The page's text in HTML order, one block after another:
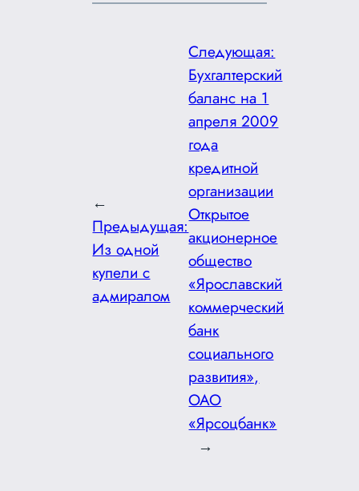
←
Предыдущая:
Из одной
купели с
адмиралом
Следующая:
Бухгалтерский
баланс на 1
апреля 2009
года
кредитной
организации
Открытое
акционерное
общество
«Ярославский
коммерческий
банк
социального
развития»,
ОАО
«Ярсоцбанк»
→